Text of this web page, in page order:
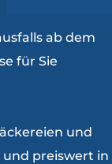
ab dem
für Sie
und
und preiswert in